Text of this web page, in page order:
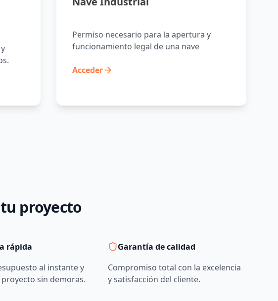
Permiso necesario para la apertura y
funcionamiento legal de una nave
Acceder
proyecto
rápida
al instante y
sin demoras.
Garantía de calidad
Compromiso total con la excelencia
y satisfacción del cliente.